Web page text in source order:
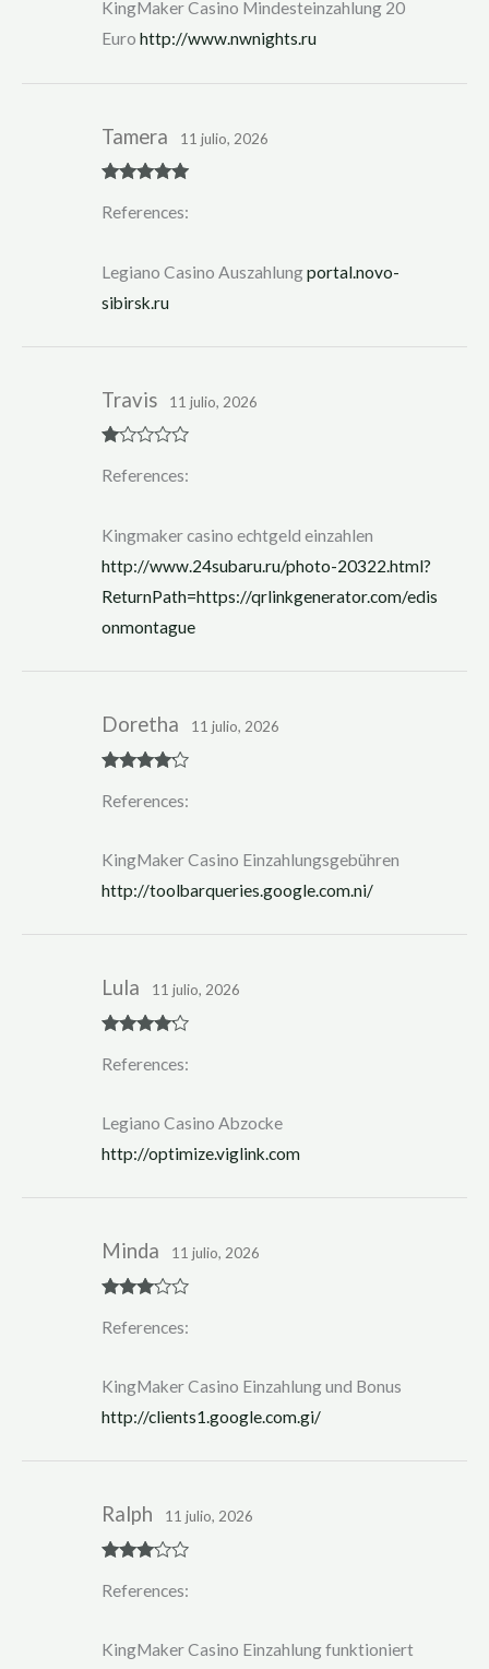
KingMaker Casino Mindesteinzahlung 20
Eurohttp://www.nwnights.ru
of 5
Tamera 11 julio, 2026
References:
Legiano Casino Auszahlungportal.novo-
sibirsk.ru
at
t
of
5
Travis 11 julio, 2026
References:
Kingmaker casino echtgeld einzahlen
http://www.24subaru.ru/photo-20322.html?
ReturnPath=https://qrlinkgenerator.com/edis
onmontague
out of 5
Doretha 11 julio, 2026
References:
KingMaker Casino Einzahlungsgebühren
http://toolbarqueries.google.com.ni/
out of 5
Lula 11 julio, 2026
References:
Legiano Casino Abzocke
http://optimize.viglink.com
out of 5
Minda 11 julio, 2026
References:
KingMaker Casino Einzahlung und Bonus
http://clients1.google.com.gi/
out of 5
Ralph 11 julio, 2026
References:
KingMaker Casino Einzahlung funktioniert